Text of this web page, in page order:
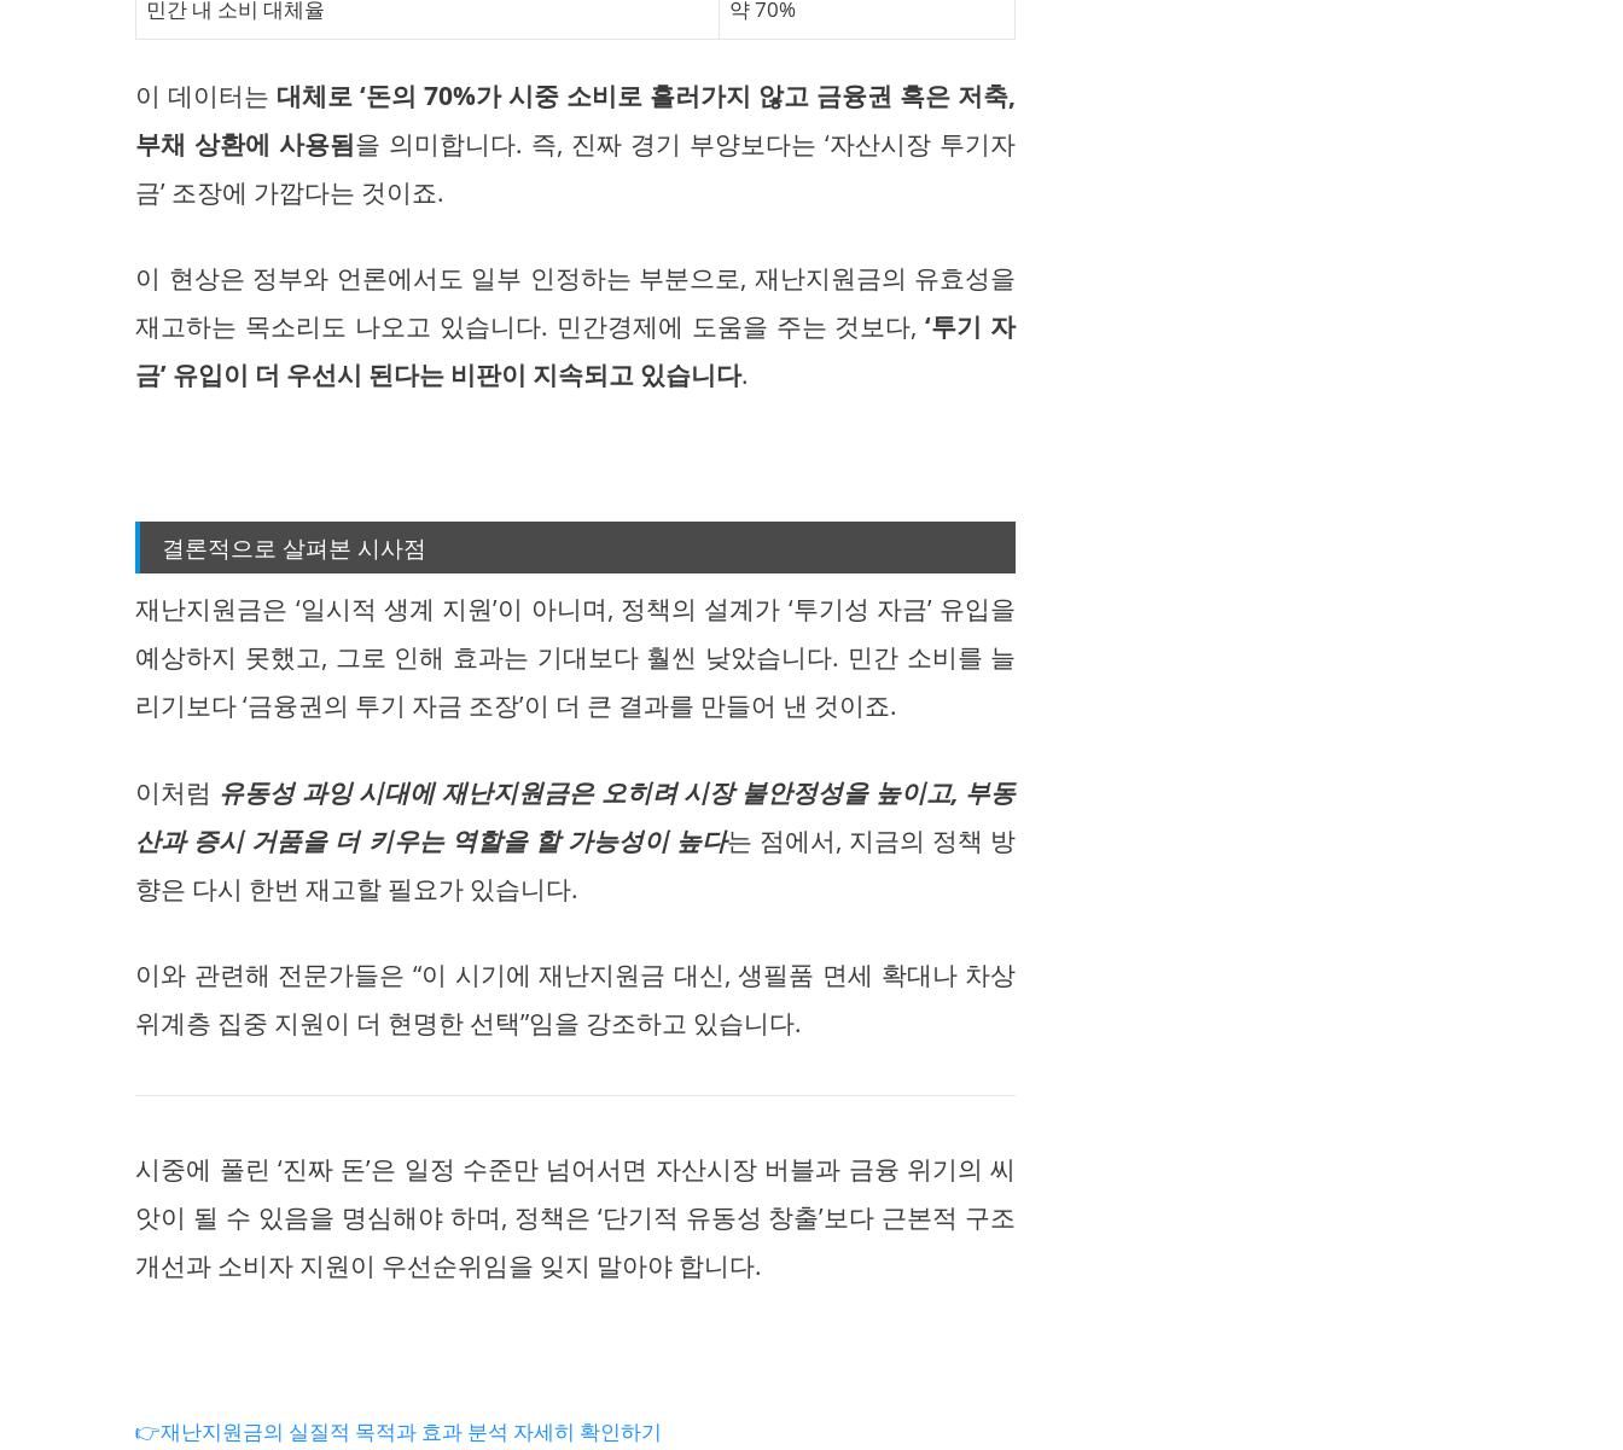
민간 내 소비 대체율 약 70%
이 데이터는 대체로 ‘돈의 70%가 시중 소비로 흘러가지 않고 금융권 혹은 저축,
부채 상환에 사용됨을 의미합니다. 즉, 진짜 경기 부양보다는 ‘자산시장 투기자
금’ 조장에 가깝다는 것이죠.
이 현상은 정부와 언론에서도 일부 인정하는 부분으로, 재난지원금의 유효성을
재고하는 목소리도 나오고 있습니다. 민간경제에 도움을 주는 것보다,‘투기 자
금’ 유입이 더 우선시 된다는 비판이 지속되고 있습니다.
결론적으로 살펴본 시사점
재난지원금은 ‘일시적 생계 지원’이 아니며, 정책의 설계가 ‘투기성 자금’ 유입을
예상하지 못했고, 그로 인해 효과는 기대보다 훨씬 낮았습니다. 민간 소비를 늘
리기보다 ‘금융권의 투기 자금 조장’이 더 큰 결과를 만들어 낸 것이죠.
이처럼 유동성 과잉 시대에 재난지원금은 오히려 시장 불안정성을 높이고, 부동
산과 증시 거품을 더 키우는 역할을 할 가능성이 높다는 점에서, 지금의 정책 방
향은 다시 한번 재고할 필요가 있습니다.
이와 관련해 전문가들은 “이 시기에 재난지원금 대신, 생필품 면세 확대나 차상
위계층 집중 지원이 더 현명한 선택”임을 강조하고 있습니다.
시중에 풀린 ‘진짜 돈’은 일정 수준만 넘어서면 자산시장 버블과 금융 위기의 씨
앗이 될 수 있음을 명심해야 하며, 정책은 ‘단기적 유동성 창출’보다 근본적 구조
개선과 소비자 지원이 우선순위임을 잊지 말아야 합니다.
👉재난지원금의 실질적 목적과 효과 분석 자세히 확인하기